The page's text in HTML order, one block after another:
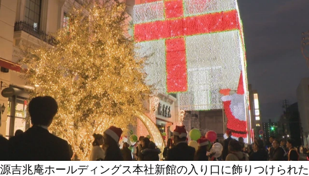
源吉兆庵ホールディングス本社新館の入り口に飾りつけられた